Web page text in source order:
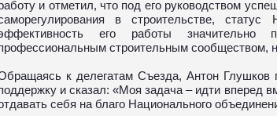
и отметил, что под его руководством
в строительстве,
его работы
строительным сообществом,
к делегатам Съезда, Антон
и сказал: «Моя задача – идти вперед
себя на благо Национального